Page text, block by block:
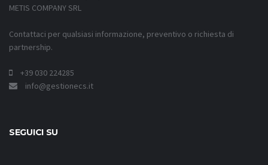
METIS COMPANY SRL
Contattaci per qualsiasi informazione, preventivo o richiesta di
partnership.
+39 030 224285
info@gestionecs.it
SEGUICI SU